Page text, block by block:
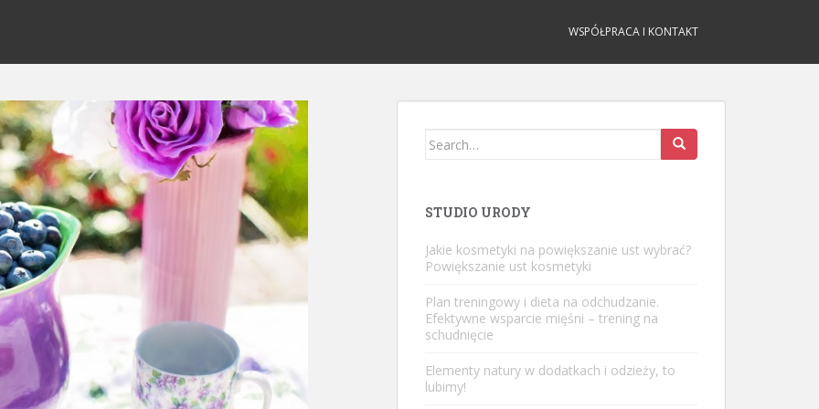
WSPÓŁPRACA I KONTAKT
Search
STUDIO URODY
Jakie kosmetyki na powiększanie ust wybrać?
Powiększanie ust kosmetyki
Plan treningowy i dieta na odchudzanie.
Efektywne wsparcie mięśni – trening na
schudnięcie
Elementy natury w dodatkach i odzieży, to
lubimy!